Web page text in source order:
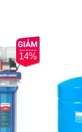
14%